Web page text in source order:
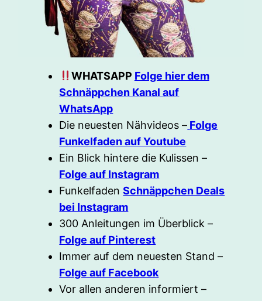
WHATSAPP Folge hier dem
Schnäppchen Kanal auf
WhatsApp
Die neuesten Nähvideos – Folge
Funkelfaden auf Youtube
Ein Blick hintere die Kulissen –
Folge auf Instagram
FunkelfadenSchnäppchen Deals
bei Instagram
300 Anleitungen im Überblick –
Folge auf Pinterest
Immer auf dem neuesten Stand –
Folge auf Facebook
Vor allen anderen informiert –